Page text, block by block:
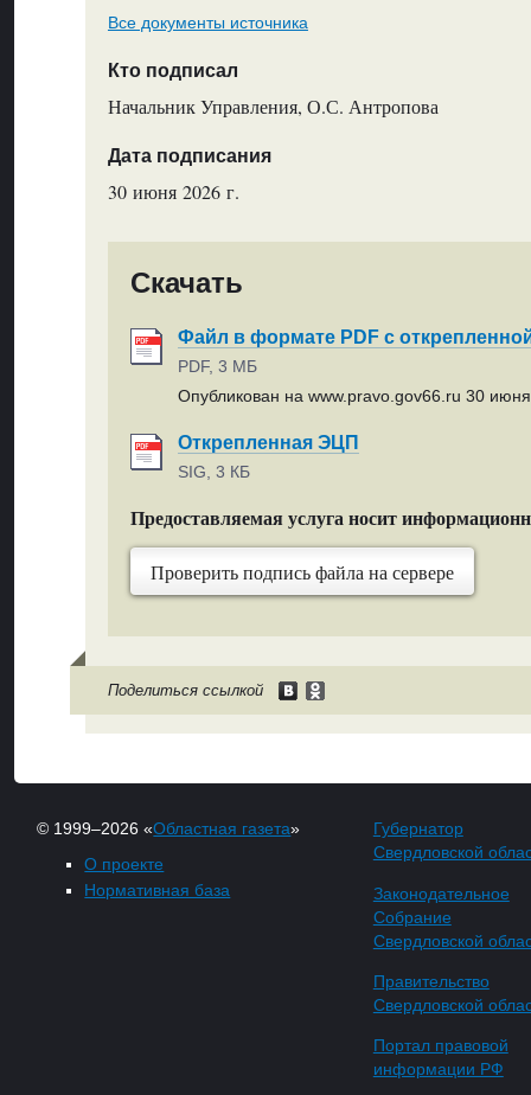
Все документы источника
Кто подписал
Начальник Управления, О.С. Антропова
Дата подписания
30 июня 2026 г.
Скачать
Файл в формате PDF с
PDF, 3 МБ
Опубликован на www.pravo.gov66.ru 30 июня
Открепленная ЭЦП
SIG, 3 КБ
Предоставляемая услуга носит
Проверить подпись файла на сервере
Поделиться ссылкой
© 1999–2026 «Областная газета»
О проекте
Нормативная база
Губернатор
Свердловской
Законодательное
Собрание
Свердловской
Правительство
Свердловской
Портал правовой
информации РФ